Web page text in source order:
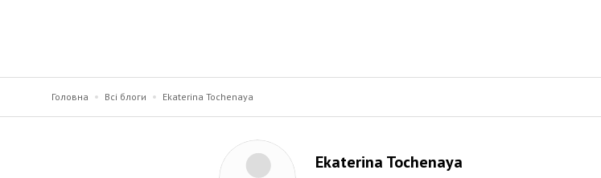
Головна Всі блоги Ekaterina Tochenaya
Ekaterina Tochenaya